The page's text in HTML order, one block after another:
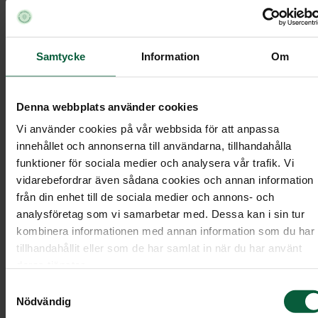
Samtycke Information Om
Denna webbplats använder cookies
Vi använder cookies på vår webbsida för att anpassa
innehållet och annonserna till användarna, tillhandahålla
funktioner för sociala medier och analysera vår trafik. Vi
vidarebefordrar även sådana cookies och annan information
från din enhet till de sociala medier och annons- och
analysföretag som vi samarbetar med. Dessa kan i sin tur
kombinera informationen med annan information som du har
tillhandahållit eller som de har samlat in när du har använt
Nödvändig
Val av ceremoni
Vi rekommenderar att du i möjligaste mån väljer
av begravningsceremoni. Om den avlidna valt att
inte vara medlem i Svenska kyrkan eller något
annat religiöst samfund, är en borgerlig
det naturligaste alternativet.
Vi har en lång och bred erfarenhet av att ordna
typer av begravningar, både borgerliga
och enligt olika religiösa samfunds ordningar.
Ceremonivärd